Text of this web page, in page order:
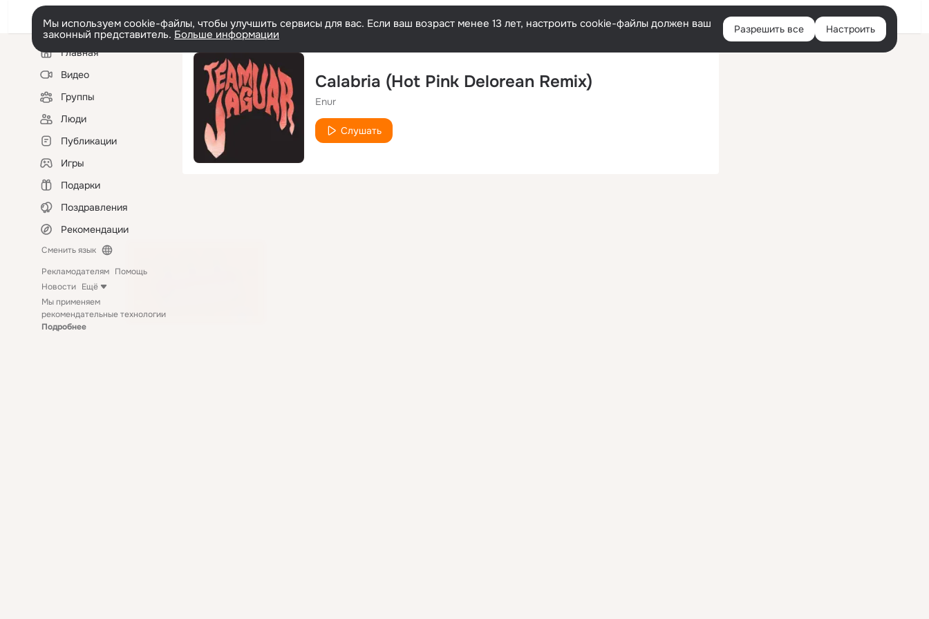
Войти
Мы используем cookie-файлы, чтобы улучшить сервисы для вас. Если ваш возраст менее 13 лет, настроить cookie-файлы должен ваш
законный представитель. Больше информации Разрешить все Настроить
Левая
колонкаГлавная
Видео
Группы
Люди
Публикации
Игры
Подарки
Поздравления
Рекомендации
Сменить язык
Рекламодателям Помощь
Новости Ещё
Мы применяем
рекомендательные технологии
Подробнее
Calabria (Hot Pink Delorean Remix)
Enur
Слушать